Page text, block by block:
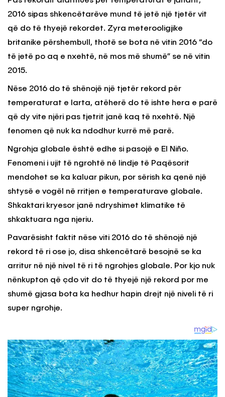
2016 sipas shkencëtarëve mund të jetë një tjetër vit
që do të thyejë rekordet. Zyra meterooligjike
britanike përshembull, thotë se bota në vitin 2016 “do
të jetë po aq e nxehtë, në mos më shumë” se në vitin
2015.
Nëse 2016 do të shënojë një tjetër rekord për
temperaturat e larta, atëherë do të ishte hera e parë
që dy vite njëri pas tjetrit janë kaq të nxehtë. Një
fenomen që nuk ka ndodhur kurrë më parë.
Ngrohja globale është edhe si pasojë e El Niño.
Fenomeni i ujit të ngrohtë në lindje të Paqësorit
mendohet se ka kaluar pikun, por sërish ka qenë një
shtysë e vogël në rritjen e temperaturave globale.
Shkaktari kryesor janë ndryshimet klimatike të
shkaktuara nga njeriu.
Pavarësisht faktit nëse viti 2016 do të shënojë një
rekord të ri ose jo, disa shkencëtarë besojnë se ka
arritur në një nivel të ri të ngrohjes globale. Por kjo nuk
nënkupton që çdo vit do të thyejë një rekord por me
shumë gjasa bota ka hedhur hapin drejt një niveli të ri
super ngrohje.